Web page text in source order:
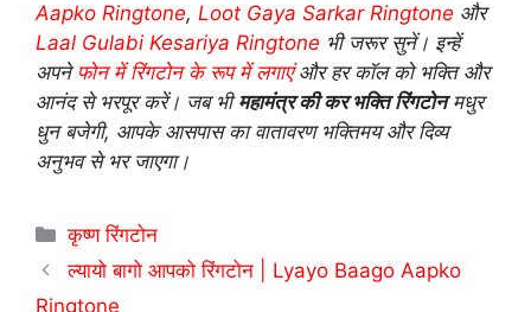
Aapko Ringtone, Loot Gaya Sarkar Ringtone और
Laal Gulabi Kesariya Ringtone भी जरूर सुनें। इन्हें
अपने फोन में रिंगटोन के रूप में लगाएंऔर हर कॉल को भक्ति और
आनंद से भरपूर करें। जब भीमहामंत्र की कर भक्ति रिंगटोनमधुर
धुन बजेगी, आपके आसपास का वातावरण भक्तिमय और दिव्य
अनुभव से भर जाएगा।
Categories
कृष्ण रिंगटोन
ल्यायो बागो आपको रिंगटोन | Lyayo Baago Aapko
Ringtone